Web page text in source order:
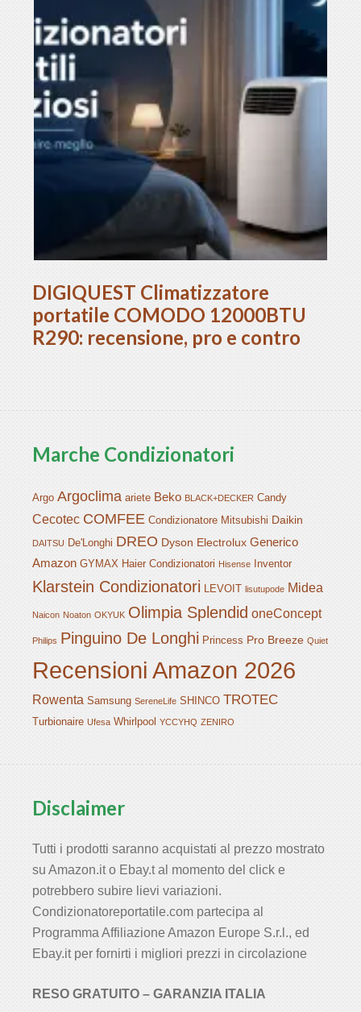
DIGIQUEST Climatizzatore
portatile COMODO 12000BTU
R290: recensione, pro e contro
Marche Condizionatori
Argo Argoclima ariete Beko BLACK+DECKER Candy
Cecotec COMFEE Condizionatore Mitsubishi Daikin
DAITSU De'Longhi DREO Dyson Electrolux Generico
Amazon GYMAX Haier Condizionatori Hisense Inventor
Klarstein Condizionatori LEVOIT lisutupode Midea
Naicon Noaton OKYUK Olimpia Splendid oneConcept
Philips Pinguino De Longhi Princess Pro Breeze Quiet
Recensioni Amazon 2026
Rowenta Samsung SereneLife SHINCO TROTEC
Turbionaire Ufesa Whirlpool YCCYHQ ZENIRO
Disclaimer
Tutti i prodotti saranno acquistati al prezzo mostrato
su Amazon.it o Ebay.t al momento del click e
potrebbero subire lievi variazioni.
Condizionatoreportatile.com partecipa al
Programma Affiliazione Amazon Europe S.r.l., ed
Ebay.it per fornirti i migliori prezzi in circolazione
RESO GRATUITO – GARANZIA ITALIA